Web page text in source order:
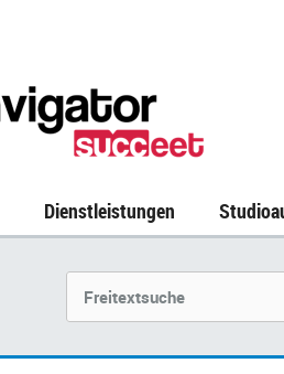
Dienstleistungen